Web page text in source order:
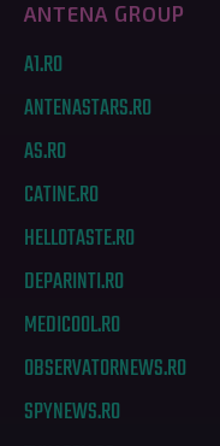
ANTENA GROUP
A1.RO
ANTENASTARS.RO
AS.RO
CATINE.RO
HELLOTASTE.RO
DEPARINTI.RO
MEDICOOL.RO
OBSERVATORNEWS.RO
SPYNEWS.RO